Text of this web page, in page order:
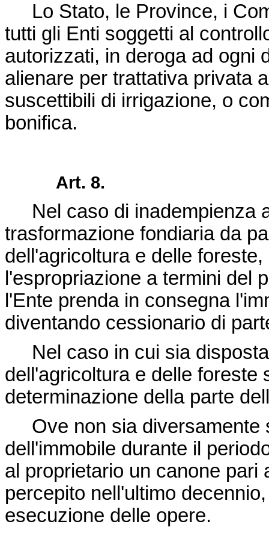
Lo Stato, le Province, i
tutti gli Enti soggetti al
autorizzati, in deroga ad ogni
alienare per trattativa privata
suscettibili di irrigazione, o
bonifica.
Art. 8.
Nel caso di inadempienza
trasformazione fondiaria da
dell'agricoltura e delle
l'espropriazione a termini del
l'Ente prenda in consegna
diventando cessionario di
Nel caso in cui sia
dell'agricoltura e delle foreste
determinazione della parte
Ove non sia diversamente
dell'immobile durante il
al proprietario un canone pari
percepito nell'ultimo
esecuzione delle opere.